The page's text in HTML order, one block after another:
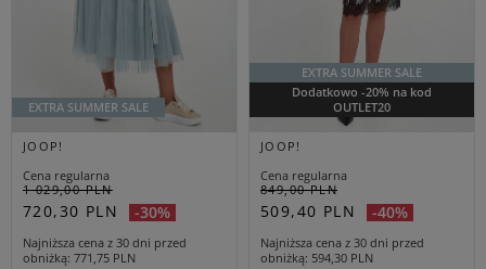
EXTRA SUMMER SALE
JOOP!
Cena regularna
1 029,00 PLN
720,30 PLN -30%
Najniższa cena z 30 dni przed
obniżką 771,75 PLN
EXTRA SUMMER SALE
Dodatkowo -20% na kod
OUTLET20
JOOP!
Cena regularna
849,00 PLN
509,40 PLN -40%
Najniższa cena z 30 dni przed
obniżką 594,30 PLN